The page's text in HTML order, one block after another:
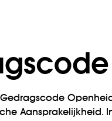
Aansprakelijk­heid.